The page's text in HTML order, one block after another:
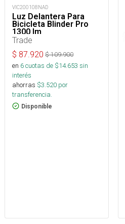
VIC200108NAD
Luz Delantera Para
Bicicleta Blinder Pro
1300 lm
Trade
$ 87.920 $109.900
en 6cuotas de $14.653 sin
interés
ahorras $3.520 por
transferencia.
Disponible